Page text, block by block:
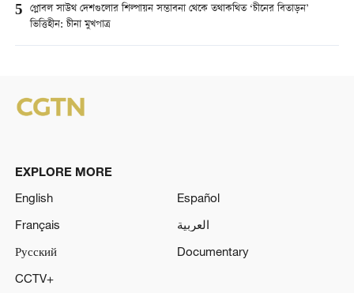
5 গ্লোবল সাউথ দেশগুলোর শিল্পায়ন সম্ভাবনা থেকে তথাকথিত ‘চীনের বিতাড়ন’
ভিত্তিহীন: চীনা মুখপাত্র
EXPLORE MORE
English
Español
Français
العربية
Русский
Documentary
CCTV+